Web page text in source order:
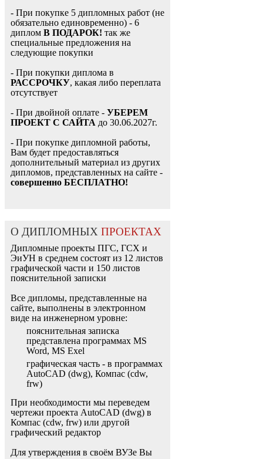
- При покупке 5 дипломных работ (не
обязательно единовременно) - 6
диплом В ПОДАРОК! так же
специальные предложения на
следующие покупки
- При покупки диплома в
РАССРОЧКУ, какая либо переплата
отсутствует
- При двойной оплате - УБЕРЕМ
ПРОЕКТ С САЙТА до 30.06.2027г.
- При покупке дипломной работы,
Вам будет предоставляться
дополнительный материал из других
дипломов, представленных на сайте -
совершенно БЕСПЛАТНО!
О ДИПЛОМНЫХ ПРОЕКТАХ
Дипломные проекты ПГС, ГСХ и
ЭиУН в среднем состоят из 12 листов
графической части и 150 листов
пояснительной записки
Все дипломы, представленные на
сайте, выполнены в электронном
виде на инженерном уровне:
пояснительная записка
представлена программах MS
Word, MS Exel
графическая часть - в программах
AutoCAD (dwg), Компас (cdw,
frw)
При необходимости мы переведем
чертежи проекта AutoCAD (dwg) в
Компас (cdw, frw) или другой
графический редактор
Для утверждения в своём ВУЗе Вы